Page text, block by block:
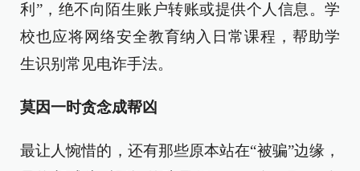
利”，绝不向陌生账户转账或提供个人信息。学
校也应将网络安全教育纳入日常课程，帮助学
生识别常见电诈手法。
莫因一时贪念成帮凶
最让人惋惜的，还有那些原本站在“被骗”边缘，